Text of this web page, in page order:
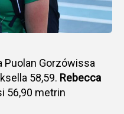
Puolan Gorzówissa
58,59. Rebecca
56,90 metrin